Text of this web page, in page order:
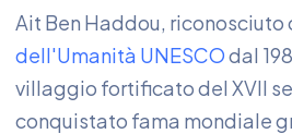
Ait Ben Haddou, riconosciuto
dell'Umanità UNESCOdal
villaggio fortificato del XVII
conquistato fama mondiale